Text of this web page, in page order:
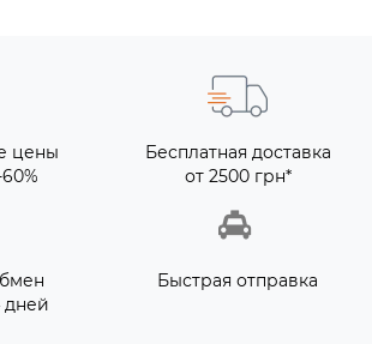
цены
Бесплатная доставка
от 2500 грн*
дней
Быстрая отправка